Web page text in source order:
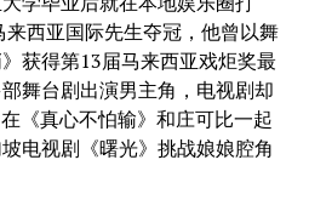
西亚国际先生夺冠，他曾以舞
获得第13届马来西亚戏炬奖最
舞台剧出演男主角，电视剧却
《真心不怕输》和庄可比一起
电视剧《曙光》挑战娘娘腔角